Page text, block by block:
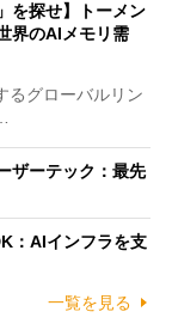
を探せ】トーメン
界のAIメモリ需
るグローバルリン
ザーテック：最先
：AIインフラを支
一覧を見る